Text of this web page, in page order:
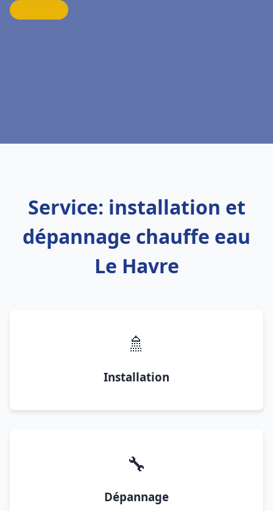
Service: installation et
dépannage chauffe eau
Le Havre
🚿
Installation
🔧
Dépannage